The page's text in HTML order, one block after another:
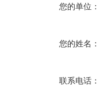
您的单位：
您的姓名：
联系电话：